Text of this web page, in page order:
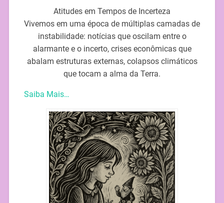
Atitudes em Tempos de Incerteza
Vivemos em uma época de múltiplas camadas de
instabilidade: notícias que oscilam entre o
alarmante e o incerto, crises econômicas que
abalam estruturas externas, colapsos climáticos
que tocam a alma da Terra.
Saiba Mais…